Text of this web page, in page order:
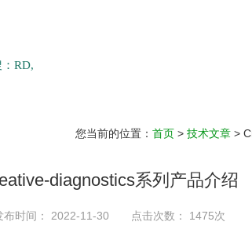
RD,
您当前的位置： 首页 > 技术文章 >
diagnostics系列产品介绍
布时间： 2022-11-30 点击次数： 1475次